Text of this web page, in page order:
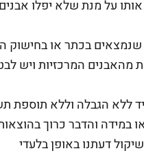
על מנת שלא יפלו
בכתר או
מהאבנים המרכזיות ויש
ללא הגבלה וללא תוספת
במידה והדבר כרוך
דעתנו באופן בלעדי